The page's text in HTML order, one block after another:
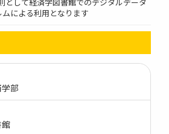
による利用となります
部